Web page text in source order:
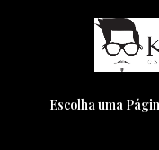
Escolha uma